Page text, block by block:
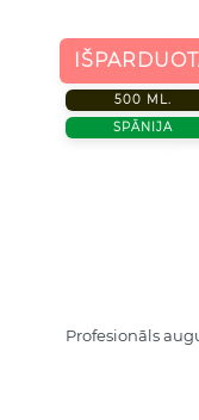
500 ML.
SPĀNIJA
Profesionāls